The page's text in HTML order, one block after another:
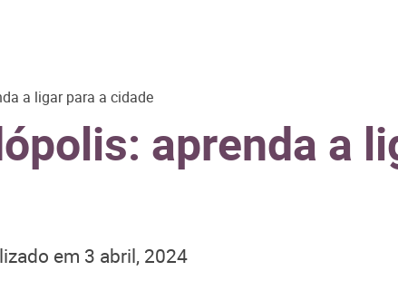
a ligar para a cidade
aprenda a
em 3 abril, 2024